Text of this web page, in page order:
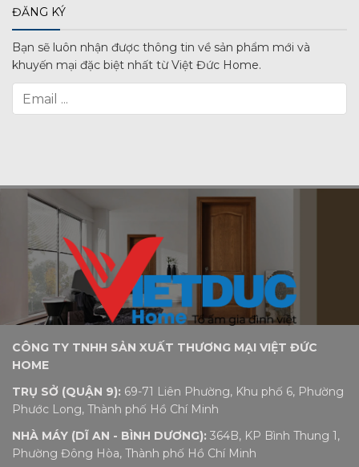
ĐĂNG KÝ
Bạn sẽ luôn nhận được thông tin về sản phẩm mới và
khuyến mại đặc biệt nhất từ Việt Đức Home.
CÔNG TY TNHH SẢN XUẤT THƯƠNG MẠI VIỆT ĐỨC
HOME
TRỤ SỞ (QUẬN 9): 69-71 Liên Phường, Khu phố 6, Phường
Phước Long, Thành phố Hồ Chí Minh
NHÀ MÁY (DĨ AN - BÌNH DƯƠNG): 364B, KP Bình Thung 1,
Phường Đông Hòa, Thành phố Hồ Chí Minh